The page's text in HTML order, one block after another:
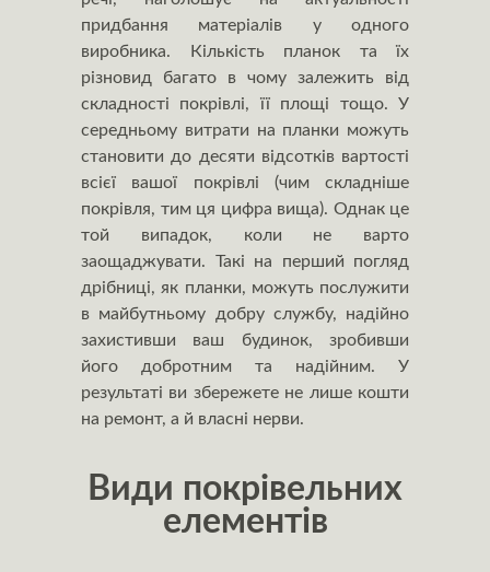
придбання матеріалів у одного
виробника. Кількість планок та їх
різновид багато в чому залежить від
складності покрівлі, її площі тощо. У
середньому витрати на планки можуть
становити до десяти відсотків вартості
всієї вашої покрівлі (чим складніше
покрівля, тим ця цифра вища). Однак це
той випадок, коли не варто
заощаджувати. Такі на перший погляд
дрібниці, як планки, можуть послужити
в майбутньому добру службу, надійно
захистивши ваш будинок, зробивши
його добротним та надійним. У
результаті ви збережете не лише кошти
на ремонт, а й власні нерви.
Види покрівельних
елементів